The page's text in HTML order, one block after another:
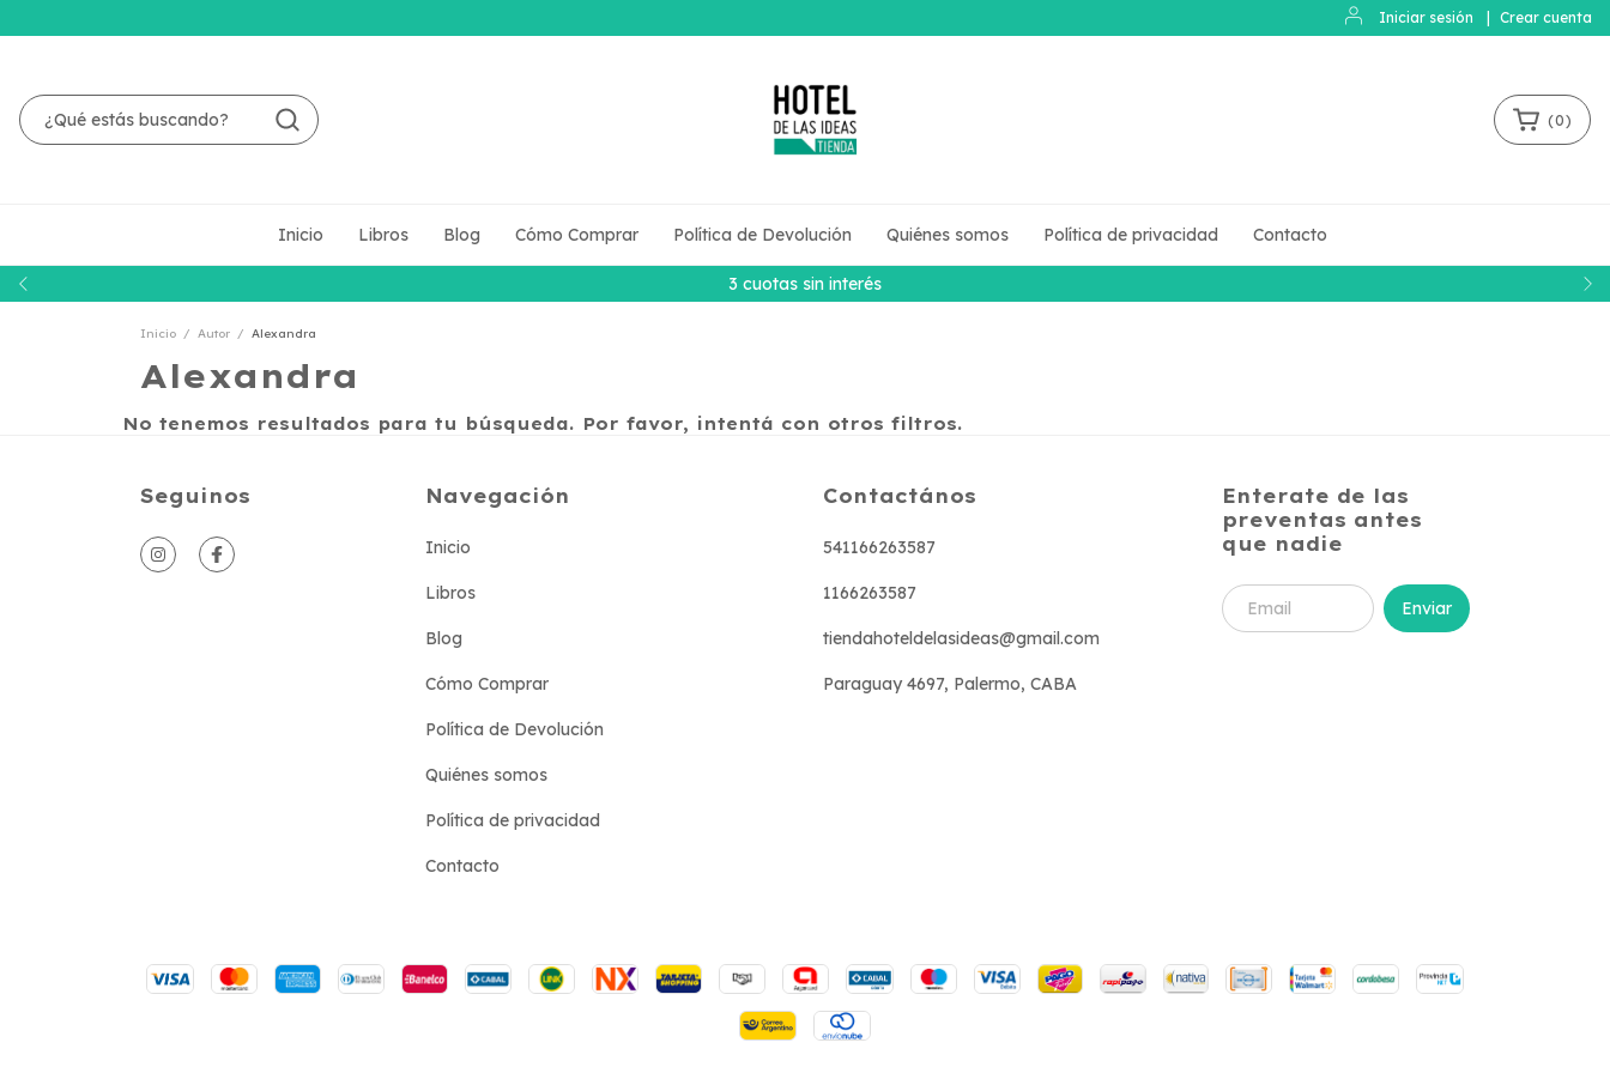
Iniciar sesión Crear cuenta
3 cuotas sin interés
(0)
Inicio Libros Blog Cómo Comprar Política de Devolución Quiénes somos Política de privacidad Contacto
Inicio / Autor / Alexandra
Alexandra
No tenemos resultados para tu búsqueda. Por favor, intentá con otros filtros.
Seguinos Navegación
Inicio
Libros
Blog
Cómo Comprar
Política de Devolución
Quiénes somos
Política de privacidad
Contacto
Contactános
541166263587
1166263587
tiendahoteldelasideas@gmail.com
Paraguay 4697, Palermo, CABA
Enterate de las
preventas antes
que nadie